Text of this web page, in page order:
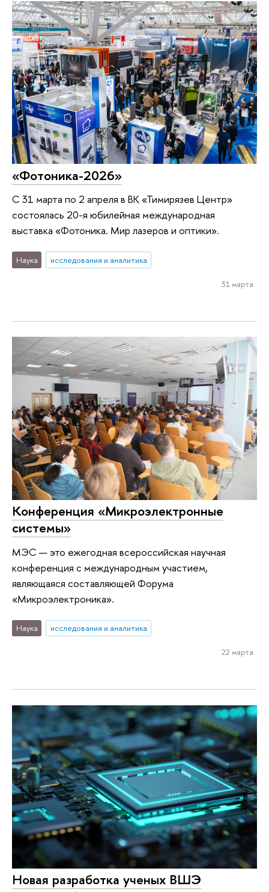
«Фотоника-2026»
С 31 марта по 2 апреля в ВК «Тимирязев Центр»
состоялась 20-я юбилейная международная
выставка «Фотоника. Мир лазеров и оптики».
Наука исследования и аналитика
31 марта
Конференция «Микроэлектронные
системы»
МЭС — это ежегодная всероссийская научная
конференция с международным участием,
являющаяся составляющей Форума
«Микроэлектроника».
Наука исследования и аналитика
22 марта
Новая разработка ученых ВШЭ